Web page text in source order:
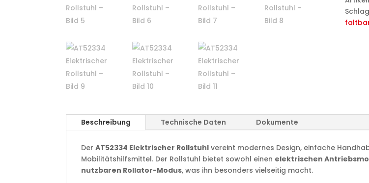
Beschreibung Technische Daten Dokumente
DerAT52334 Elektrischer Rollstuhl vereint modernes Design, einfache
Mobilitätshilfsmittel. Der Rollstuhl bietet sowohl einen elektrischen
nutzbaren Rollator-Modus, was ihn besonders vielseitig macht.